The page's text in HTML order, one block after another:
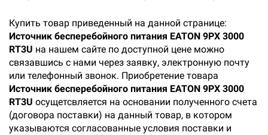
Купить товар приведенный на данной странице:
Источник бесперебойного питания EATON 9PX 3000
RT3U на нашем сайте по доступной цене можно
связавшись с нами через заявку, электронную почту
или телефонный звонок. Приобретение товара
Источник бесперебойного питания EATON 9PX 3000
RT3U осущетсвляется на основании полученного счета
(договора поставки) на данный товар, в котором
указываются согласованные условия поставки и